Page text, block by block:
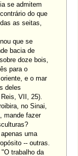
se admitem
do que
as seitas,
que se
bacia de
doze bois,
para o
e o mar
deles
VII, 25).
no Sinai,
mande fazer
uma
-- outras.
trabalho da